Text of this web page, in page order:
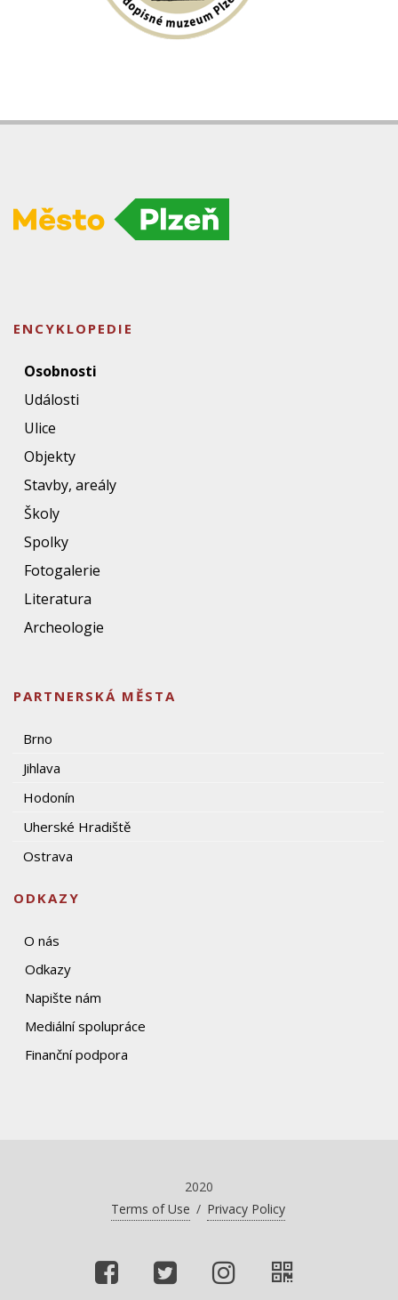
ENCYKLOPEDIE
Osobnosti
Události
Ulice
Objekty
Stavby, areály
Školy
Spolky
Fotogalerie
Literatura
Archeologie
PARTNERSKÁ MĚSTA
Brno
Jihlava
Hodonín
Uherské Hradiště
Ostrava
ODKAZY
O nás
Odkazy
Napište nám
Mediální spolupráce
Finanční podpora
2020
Terms of Use / Privacy Policy